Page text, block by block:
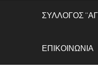
ΣΥΛΛΟΓΟΣ
ΕΠΙΚΟΙΝΩΝΙΑ